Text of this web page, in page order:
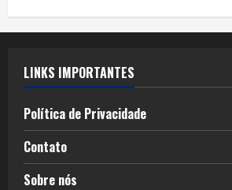
LINKS IMPORTANTES
Política de Privacidade
Contato
Sobre nós